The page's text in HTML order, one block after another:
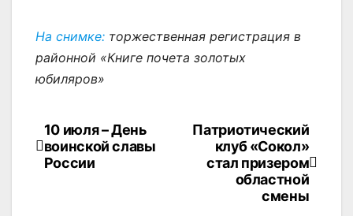
На снимке: торжественная регистрация в
районной «Книге почета золотых
юбиляров»
Навигация
по
Патриотический
клуб «Сокол»
стал призером
областной
смены
10 июля – День
воинской славы
России